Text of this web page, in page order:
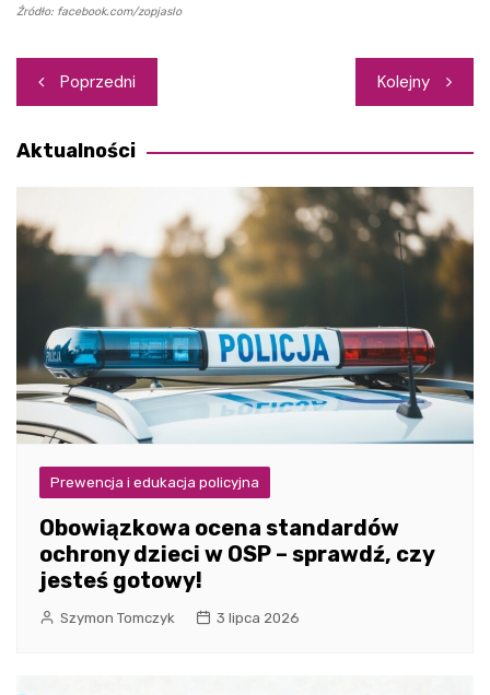
Źródło: facebook.com/zopjaslo
Nawigacja
wpisu
Poprzedni Kolejny
Aktualności
Prewencja i edukacja policyjna
Obowiązkowa ocena standardów
ochrony dzieci w OSP – sprawdź, czy
jesteś gotowy!
Szymon Tomczyk 3 lipca 2026